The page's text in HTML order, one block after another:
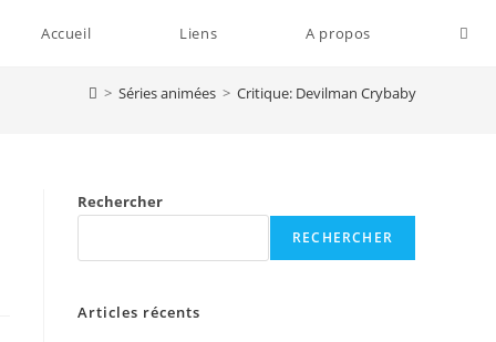
Accueil Liens A propos
> Séries animées > Critique: Devilman Crybaby
Rechercher
RECHERCHER
Articles récents